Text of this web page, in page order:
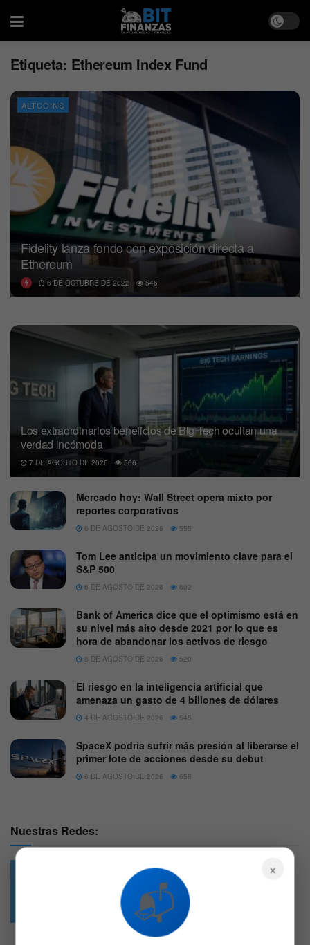
Etiqueta: Ethereum Index Fund
ALTCOINS
Fidelity lanza fondo con exposición directa a
Ethereum
6 DE OCTUBRE DE 2022 546
Los extraordinarios beneficios de Big Tech ocultan una
verdad incómoda
7 DE AGOSTO DE 2026 566
Mercado hoy: Wall Street opera mixto por
reportes corporativos
6 DE AGOSTO DE 2026 555
Tom Lee anticipa un movimiento clave para el
S&P 500
6 DE AGOSTO DE 2026 602
Bank of America dice que el optimismo está en
su nivel más alto desde 2021 por lo que es
hora de abandonar los activos de riesgo
8 DE AGOSTO DE 2026 520
El riesgo en la inteligencia artificial que
amenaza un gasto de 4 billones de dólares
4 DE AGOSTO DE 2026 545
SpaceX podría sufrir más presión al liberarse el
primer lote de acciones desde su debut
6 DE AGOSTO DE 2026 658
Nuestras Redes:
4.7k
Followers
×
📬